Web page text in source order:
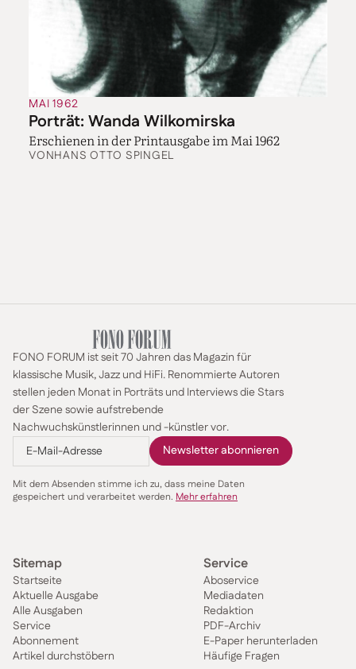
MAI 1962
Porträt: Wanda Wilkomirska
Erschienen in der Printausgabe im Mai 1962
VONHANS OTTO SPINGEL
FONO FORUM ist seit 70 Jahren das Magazin für
klassische Musik, Jazz und HiFi. Renommierte Autoren
stellen jeden Monat in Porträts und Interviews die Stars
der Szene sowie aufstrebende
Nachwuchskünstlerinnen und -künstler vor.
Mit dem Absenden stimme ich zu, dass meine Daten
gespeichert und verarbeitet werden. Mehr erfahren
Sitemap
Startseite
Aktuelle Ausgabe
Alle Ausgaben
Service
Abonnement
Artikel durchstöbern
Service
Aboservice
Mediadaten
Redaktion
PDF-Archiv
E-Paper herunterladen
Häufige Fragen